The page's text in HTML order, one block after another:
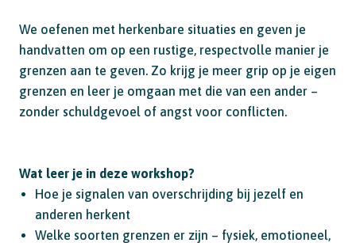
We oefenen met herkenbare situaties en geven je
handvatten om op een rustige, respectvolle manier je
grenzen aan te geven. Zo krijg je meer grip op je eigen
grenzen en leer je omgaan met die van een ander –
zonder schuldgevoel of angst voor conflicten.
Wat leer je in deze workshop?
Hoe je signalen van overschrijding bij jezelf en
anderen herkent
Welke soorten grenzen er zijn – fysiek, emotioneel,